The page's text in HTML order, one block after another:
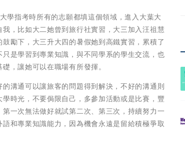
學指考時所有的志願都填這個領域，進入大葉大
，比如大二她曾到旅行社實習，大三加入汪祖慧
勵下，大三升大四的暑假她到高鐵實習，累積了
是學習到專業知識，與不同學系的學生交流，也
，讓她可以在職場有所發揮。
溝通可以讓旅客的問題得到解決，不好的溝通則
時光，不要侷限自己，多參加活動或是比賽，豐
一次無法做好就試第二次、第三次，持續努力一
和專業知識能力，因為機會永遠是留給積極爭取